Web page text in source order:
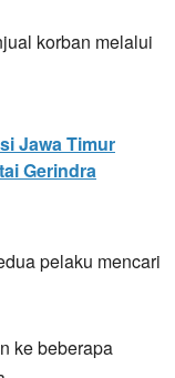
korban melalui
Jawa Timur
Gerindra
pelaku mencari
ke beberapa